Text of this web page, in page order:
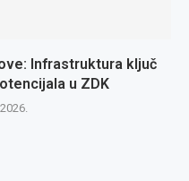
Infrastruktura ključ
u ZDK